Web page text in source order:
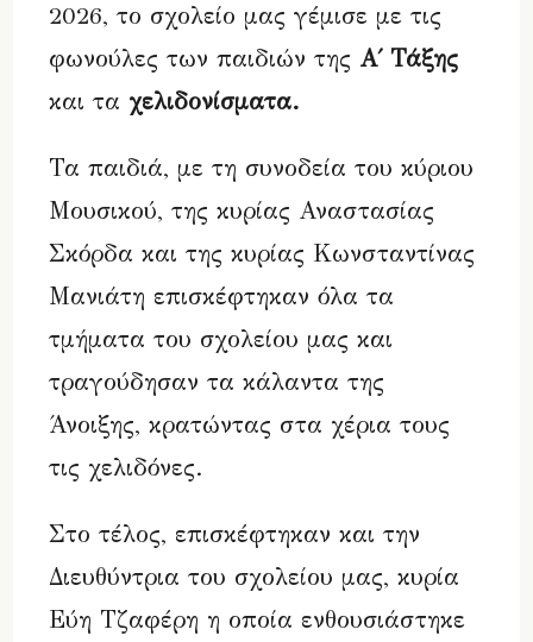
2026, το σχολείο μας γέμισε με τις
φωνούλες των παιδιών της Α΄ Τάξης
και τα χελιδονίσματα.
Τα παιδιά, με τη συνοδεία του κύριου
Μουσικού, της κυρίας Αναστασίας
Σκόρδα και της κυρίας Κωνσταντίνας
Μανιάτη επισκέφτηκαν όλα τα
τμήματα του σχολείου μας και
τραγούδησαν τα κάλαντα της
Άνοιξης, κρατώντας στα χέρια τους
τις χελιδόνες.
Στο τέλος, επισκέφτηκαν και την
Διευθύντρια του σχολείου μας, κυρία
Εύη Τζαφέρη η οποία ενθουσιάστηκε